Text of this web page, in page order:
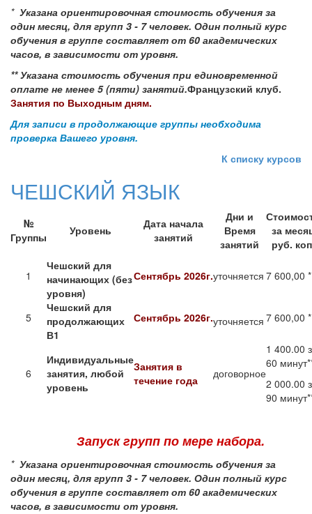
* Указана ориентировочная стоимость обучения за
один месяц, для групп 3 - 7 человек. Один полный курс
обучения в группе составляет от 60 академических
часов, в зависимости от уровня.
** Указана стоимость обучения при единовременной
оплате не менее 5 (пяти) занятий.Французский клуб.
Занятия по Выходным дням.
Для записи в продолжающие группы необходима
проверка Вашего уровня.
К списку курсов
ЧЕШСКИЙ ЯЗЫК
№
Группы
Уровень
Дата начала
занятий
Дни и
Время
занятий
за
руб.
1
Чешский для
начинающих (без
уровня)
Сентябрь 2026г.уточняется 7 600,00 *
5
Чешский для
продолжающих
В1
Сентябрь 2026г.уточняется 7 600,00 *
6
Индивидуальные
занятия, любой
уровень
Занятия в
течение года
договорное
1 400.00
60
2 000.00
90
Запуск групп по мере набора.
* Указана ориентировочная стоимость обучения за
один месяц, для групп 3 - 7 человек. Один полный курс
обучения в группе составляет от 60 академических
часов, в зависимости от уровня.